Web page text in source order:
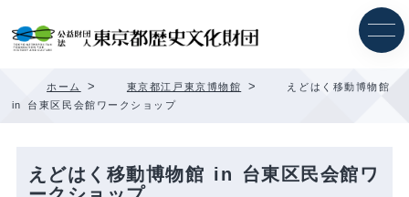
ッ
ホーム > 東京都江戸東京博物館 >
えどはく移動博物館
in 台東区民会館ワークショップ
えどはく移動博物館 in 台東区民会館ワ